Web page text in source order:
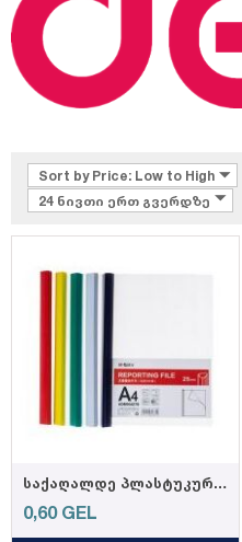
Sort by Price: Low to High
24 ნივთი ერთ გვერდზე
საქაღალდე პლასტუკური ფურცლების ასაკინძი XH310A
0,60 GEL